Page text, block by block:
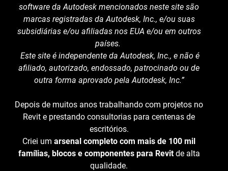
software da Autodesk mencionados neste site são
marcas registradas da Autodesk, Inc., e/ou suas
subsidiárias e/ou afiliadas nos EUA e/ou em outros
países.
Este site é independente da Autodesk, Inc., e não é
afiliado, autorizado, endossado, patrocinado ou de
outra forma aprovado pela Autodesk, Inc.”
Depois de muitos anos trabalhando com projetos no
Revit e prestando consultorias para centenas de
escritórios.
Criei um arsenal completo com mais de 100 mil
famílias, blocos e componentes para Revitde alta
qualidade.